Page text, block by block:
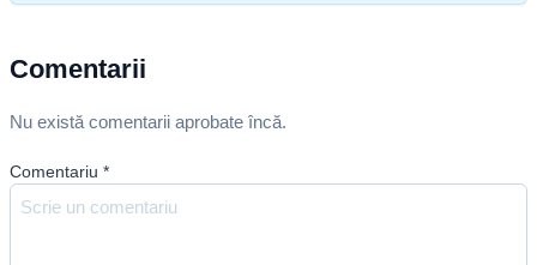
Comentarii
Nu există comentarii aprobate încă.
Comentariu *